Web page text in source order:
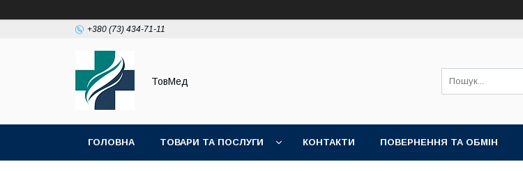
+380 (73) 434-71-11
ТовМед
ГОЛОВНА ТОВАРИ ТА ПОСЛУГИ КОНТАКТИ ПОВЕРНЕННЯ ТА ОБМІН